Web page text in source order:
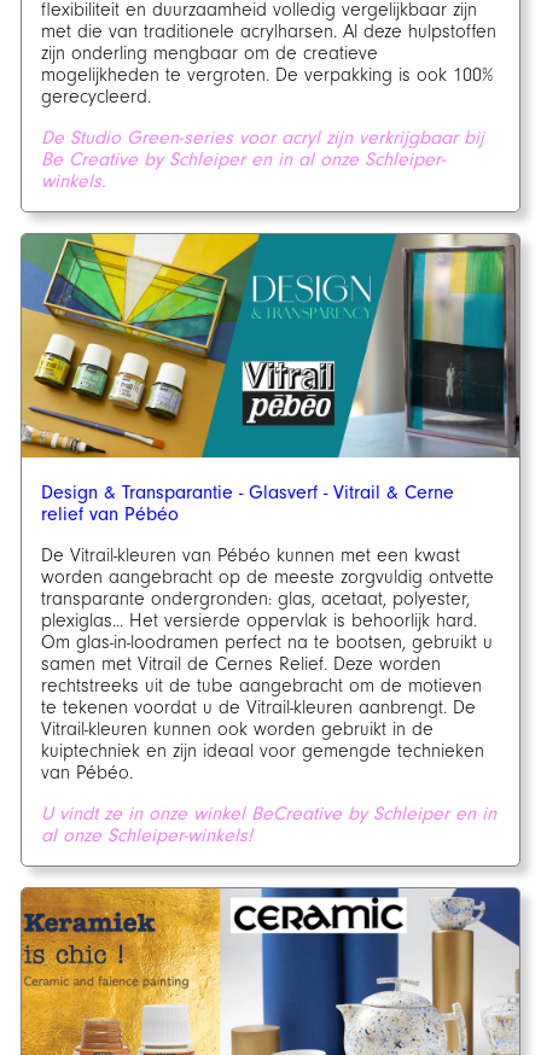
flexibiliteit en duurzaamheid volledig vergelijkbaar zijn
met die van traditionele acrylharsen. Al deze hulpstoffen
zijn onderling mengbaar om de creatieve
mogelijkheden te vergroten. De verpakking is ook 100%
gerecycleerd.
De Studio Green-series voor acryl zijn verkrijgbaar bij
Be Creative by Schleiper en in al onze Schleiper-
winkels.
Design & Transparantie - Glasverf - Vitrail & Cerne
relief van Pébéo
De Vitrail-kleuren van Pébéo kunnen met een kwast
worden aangebracht op de meeste zorgvuldig ontvette
transparante ondergronden: glas, acetaat, polyester,
plexiglas... Het versierde oppervlak is behoorlijk hard.
Om glas-in-loodramen perfect na te bootsen, gebruikt u
samen met Vitrail de Cernes Relief. Deze worden
rechtstreeks uit de tube aangebracht om de motieven
te tekenen voordat u de Vitrail-kleuren aanbrengt. De
Vitrail-kleuren kunnen ook worden gebruikt in de
kuiptechniek en zijn ideaal voor gemengde technieken
van Pébéo.
U vindt ze in onze winkel BeCreative by Schleiper en in
al onze Schleiper-winkels!